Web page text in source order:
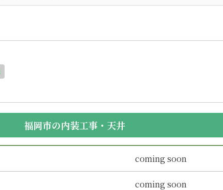
福岡市の内装工事・天井
coming soon
coming soon